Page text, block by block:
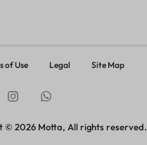
of Use Legal Site Map
© 2026 Motta, All rights reserved.